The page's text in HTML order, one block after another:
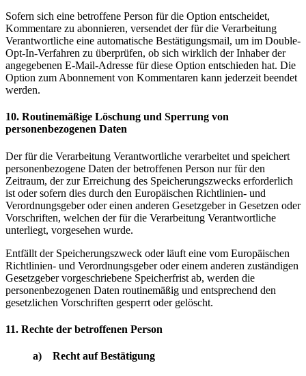
Sofern sich eine betroffene Person für die Option entscheidet,
Kommentare zu abonnieren, versendet der für die Verarbeitung
Verantwortliche eine automatische Bestätigungsmail, um im Double-
Opt-In-Verfahren zu überprüfen, ob sich wirklich der Inhaber der
angegebenen E-Mail-Adresse für diese Option entschieden hat. Die
Option zum Abonnement von Kommentaren kann jederzeit beendet
werden.
10. Routinemäßige Löschung und Sperrung von
personenbezogenen Daten
Der für die Verarbeitung Verantwortliche verarbeitet und speichert
personenbezogene Daten der betroffenen Person nur für den
Zeitraum, der zur Erreichung des Speicherungszwecks erforderlich
ist oder sofern dies durch den Europäischen Richtlinien- und
Verordnungsgeber oder einen anderen Gesetzgeber in Gesetzen oder
Vorschriften, welchen der für die Verarbeitung Verantwortliche
unterliegt, vorgesehen wurde.
Entfällt der Speicherungszweck oder läuft eine vom Europäischen
Richtlinien- und Verordnungsgeber oder einem anderen zuständigen
Gesetzgeber vorgeschriebene Speicherfrist ab, werden die
personenbezogenen Daten routinemäßig und entsprechend den
gesetzlichen Vorschriften gesperrt oder gelöscht.
11. Rechte der betroffenen Person
a) Recht auf Bestätigung